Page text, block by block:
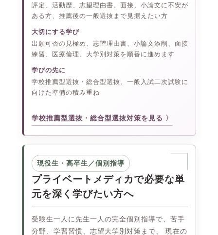
評定、活動歴、志望理由書、面接、小論文に不安が
ある方、推薦後の一般選抜まで見据えたい方
大切にする学び
出願可否の見極め、志望理由書、小論文添削、面接
練習、医療倫理、大学別対策を順番に進めます
学びの先に
学校推薦型選抜・総合型選抜、一般入試二次試験に
向けた準備の積み重ね
学校推薦型選抜・総合型選抜対策を見る
現役生・高卒生／個別指導
プライベートメディカで必要な単
元を深く学びたい方へ
受験生一人に先生一人の完全個別指導で、苦手
分野、学習習慣、志望大学別対策まで、 現在の